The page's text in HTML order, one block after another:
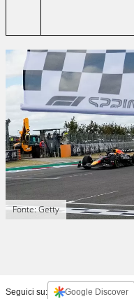
Fonte: Getty
Seguici su: Google Discover